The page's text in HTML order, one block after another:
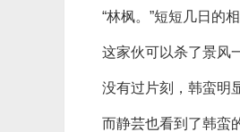
“林枫。”短短几日的
这家伙可以杀了景风
没有过片刻，韩蛮明
而静芸也看到了韩蛮